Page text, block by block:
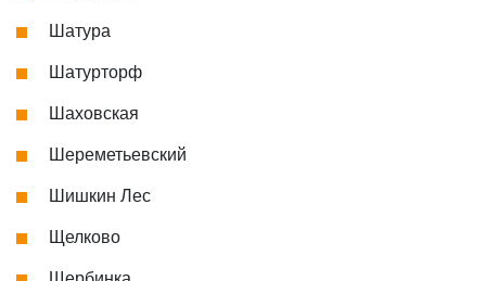
Шатура
Шатурторф
Шаховская
Шереметьевский
Шишкин Лес
Щелково